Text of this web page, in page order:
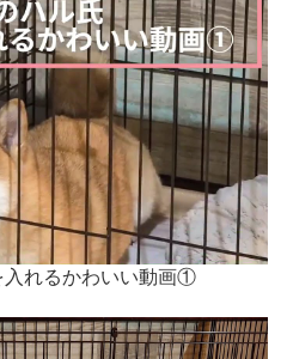
れるかわいい動画①